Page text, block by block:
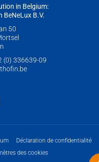
in Belgium:
BeNeLux B.V.
50
(0) 336639-09
Déclaration de confidentialité
des cookies